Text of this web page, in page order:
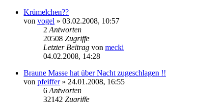
Krümelchen??
von vogel » 03.02.2008, 10:57
2 Antworten
20508 Zugriffe
Letzter Beitrag von mecki
04.02.2008, 14:28
Braune Masse hat über Nacht zugeschlagen !!
von pfeiffer» 24.01.2008, 16:55
6 Antworten
32142 Zugriffe